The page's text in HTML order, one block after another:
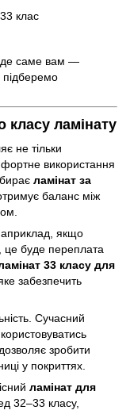
клас
саме вам —
підберемо
класу ламінату
не тільки
використання
ламінат за
баланс між
якщо
, це буде переплата
33 класу для
забезпечить
Сучасний
зробити
у покриттях.
ламінат для
32–33 класу,